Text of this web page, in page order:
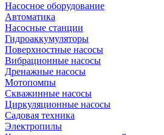
Насосное оборудование
Автоматика
Насосные станции
Гидроаккумуляторы
Поверхностные насосы
Вибрационные насосы
Дренажные насосы
Мотопомпы
Скважинные насосы
Циркуляционные насосы
Садовая техника
Электропилы